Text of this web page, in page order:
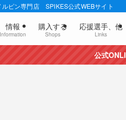
ルピン専門店 SPIKES公式WEBサイト
情報
Information
購入する
Shops
応援選手、他
Links
公式